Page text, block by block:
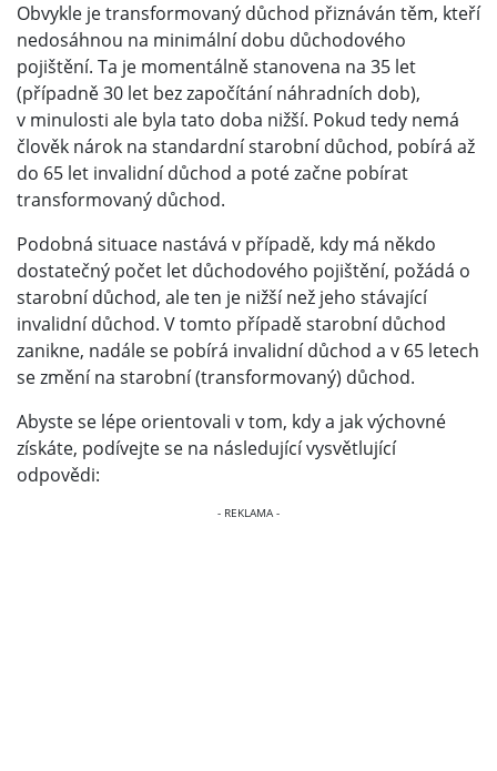
Obvykle je transformovaný důchod přiznáván těm, kteří
nedosáhnou na minimální dobu důchodového
pojištění. Ta je momentálně stanovena na 35 let
(případně 30 let bez započítání náhradních dob),
v minulosti ale byla tato doba nižší. Pokud tedy nemá
člověk nárok na standardní starobní důchod, pobírá až
do 65 let invalidní důchod a poté začne pobírat
transformovaný důchod.
Podobná situace nastává v případě, kdy má někdo
dostatečný počet let důchodového pojištění, požádá o
starobní důchod, ale ten je nižší než jeho stávající
invalidní důchod. V tomto případě starobní důchod
zanikne, nadále se pobírá invalidní důchod a v 65 letech
se změní na starobní (transformovaný) důchod.
Abyste se lépe orientovali v tom, kdy a jak výchovné
získáte, podívejte se na následující vysvětlující
odpovědi: